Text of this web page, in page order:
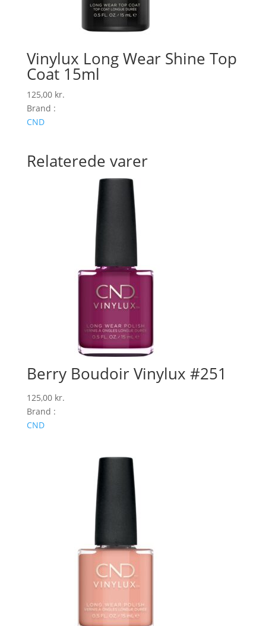
Vinylux Long Wear Shine Top
Coat 15ml
125,00 kr.
Brand :
CND
Relaterede varer
Berry Boudoir Vinylux #251
125,00 kr.
Brand :
CND